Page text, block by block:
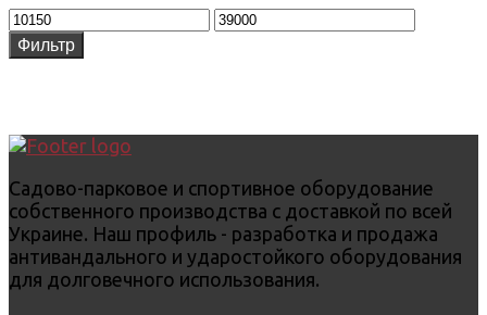
Фильтр
Садово-парковое и спортивное оборудование
собственного производства с доставкой по всей
Украине. Наш профиль - разработка и продажа
антивандального и ударостойкого оборудования
для долговечного использования.